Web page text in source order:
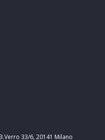
33/6, 20141 Milano